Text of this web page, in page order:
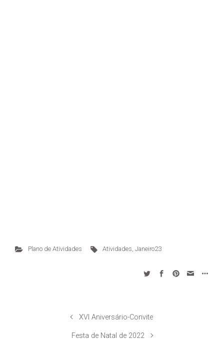
Plano de Atividades Atividades, Janeiro23
XVI Aniversário-Convite
Festa de Natal de 2022